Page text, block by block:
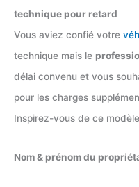
technique pour retard
Vous aviez confié votre
technique mais le
délai convenu et vous
pour les charges
Inspirez-vous de ce
Nom & prénom du